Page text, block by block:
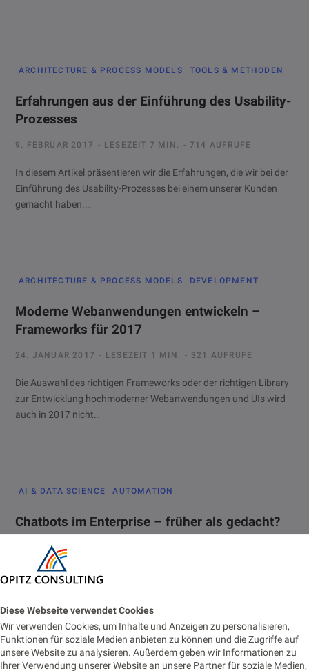
Diese Webseite verwendet Cookies
Wir verwenden Cookies, um Inhalte und Anzeigen zu personalisieren,
Funktionen für soziale Medien anbieten zu können und die Zugriffe auf
unsere Website zu analysieren. Außerdem geben wir Informationen zu
Ihrer Verwendung unserer Website an unsere Partner für soziale Medien,
ARCHITECTURE & PROCESS MODELS TOOLS & METHODEN
Erfahrungen aus der Einführung des Usability-
Prozesses
9. FEBRUAR 2017 LESEZEIT 7 MIN. 714 AUFRUFE
In diesem Artikel präsentieren wir die Erfahrungen, die wir bei der
Einführung des Usability-Prozesses bei einem unserer Kunden
gemacht haben.…
ARCHITECTURE & PROCESS MODELS DEVELOPMENT
Moderne Webanwendungen entwickeln –
Frameworks für 2017
24. JANUAR 2017 LESEZEIT 1 MIN. 321 AUFRUFE
Die Auswahl des richtigen Frameworks oder der richtigen Library
zur Entwicklung hochmoderner Webanwendungen und UIs wird
auch in 2017 nicht…
AI & DATA SCIENCE AUTOMATION
Chatbots im Enterprise – früher als gedacht?
15. JANUAR 2017
Der Analyst des CES-Veranstalters – Shaw DuBravac – hat auch
Gesprochene Kommandos…